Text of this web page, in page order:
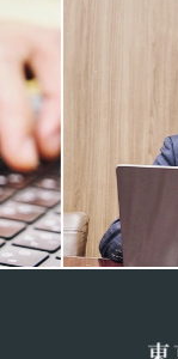
Previous